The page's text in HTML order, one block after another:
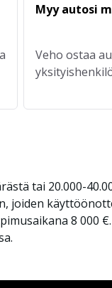
Myy autosi
Veho ostaa
nopeasti
tai 20.000-
joiden
8 000